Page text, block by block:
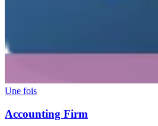
Une fois
Accounting Firm